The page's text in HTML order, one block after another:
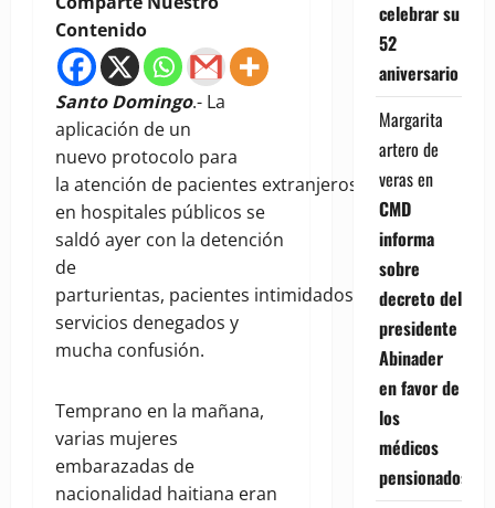
Contenido
Santo Domingo.- La
aplicación de un
nuevo protocolo para
la atención de pacientes extranjeros
en hospitales públicos se
saldó ayer con la detención
de
parturientas, pacientes intimidados,
servicios denegados y
mucha confusión.
Temprano en la mañana,
varias mujeres
embarazadas de
nacionalidad haitiana eran
celebrar su
52
aniversario
Margarita
artero de
verasen
CMD
informa
sobre
decreto del
presidente
Abinader
en favor de
los
médicos
pensionados